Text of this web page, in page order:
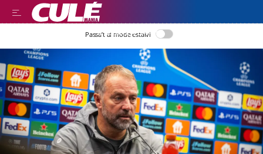
LLEGIR EN CATALÀ
Passa’t al mode estalvi